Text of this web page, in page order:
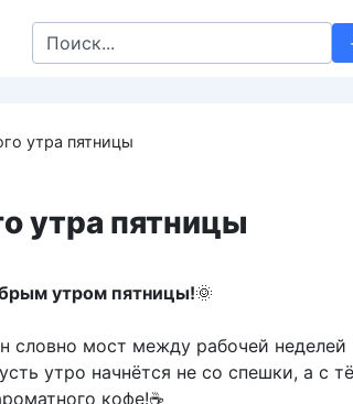
Search
for:
утра пятницы
утра пятницы
утром пятницы!🌞
словно мост между рабочей неделей
утро начнётся не со спешки, а с
кофе!☕